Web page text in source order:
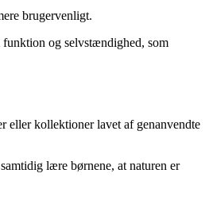
brugervenligt.
funktion og selvstændighed, som
eller kollektioner lavet af genanvendte
lære børnene, at naturen er